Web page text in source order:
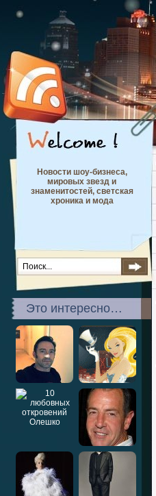
Новости шоу-бизнеса,
мировых звезд и
знаменитостей, светская
хроника и мода
Это интересно…